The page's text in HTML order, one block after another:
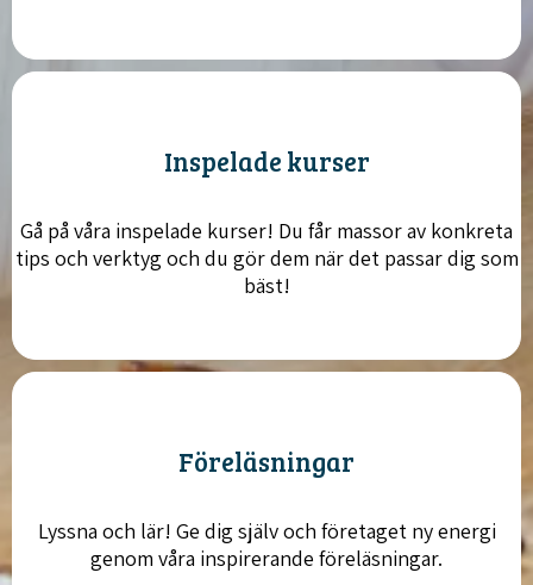
Inspelade kurser
Gå på våra inspelade kurser! Du får massor av konkreta
tips och verktyg och du gör dem när det passar dig som
bäst!
Föreläsningar
Lyssna och lär! Ge dig själv och företaget ny energi
genom våra inspirerande föreläsningar.